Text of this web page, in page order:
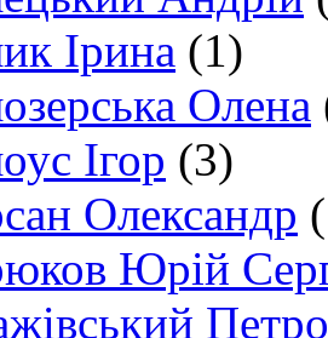
Ірина (1)
Олена
Ігор (3)
Олександр
Юрій
Петро